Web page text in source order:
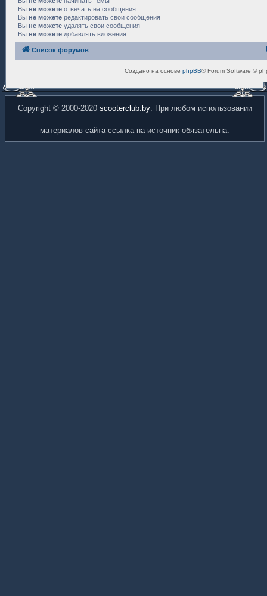
Вы не можете отвечать на сообщения
Вы не можете редактировать свои сообщения
Вы не можете удалять свои сообщения
Вы не можете добавлять вложения
Список форумов
Создано на основе phpBB® Forum Software ©
Copyright © 2000-2020 scooterclub.by. При любом использовании
материалов сайта ссылка на источник обязательна.